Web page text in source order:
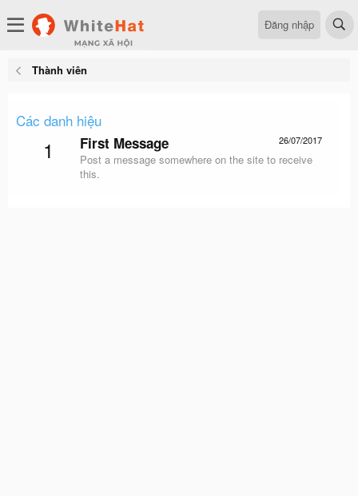
Đăng nhập
Thành viên
Các danh hiệu
1 26/07/2017
First Message
Post a message somewhere on the site to receive
this.